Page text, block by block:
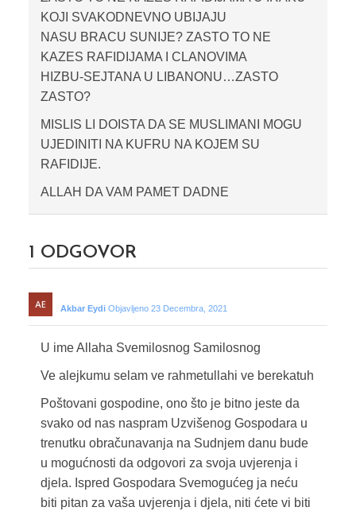
KOJI SVAKODNEVNO UBIJAJU
NASU BRACU SUNIJE? ZASTO TO NE
KAZES RAFIDIJAMA I CLANOVIMA
HIZBU-SEJTANA U LIBANONU…ZASTO
ZASTO?
MISLIS LI DOISTA DA SE MUSLIMANI MOGU
UJEDINITI NA KUFRU NA KOJEM SU
RAFIDIJE.
ALLAH DA VAM PAMET DADNE
1 ODGOVOR
Akbar Eydi Objavljeno 23 Decembra, 2021
U ime Allaha Svemilosnog Samilosnog
Ve alejkumu selam ve rahmetullahi ve berekatuh
Poštovani gospodine, ono što je bitno jeste da
svako od nas naspram Uzvišenog Gospodara u
trenutku obračunavanja na Sudnjem danu bude
u mogućnosti da odgovori za svoja uvjerenja i
djela. Ispred Gospodara Svemogućeg ja neću
biti pitan za vaša uvjerenja i djela, niti ćete vi biti